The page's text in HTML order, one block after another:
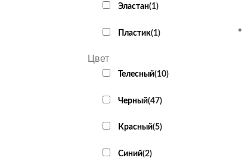
Эластан(1)
Пластик(1)
Цвет
Телесный(10)
Черный(47)
Красный(5)
Cиний(2)